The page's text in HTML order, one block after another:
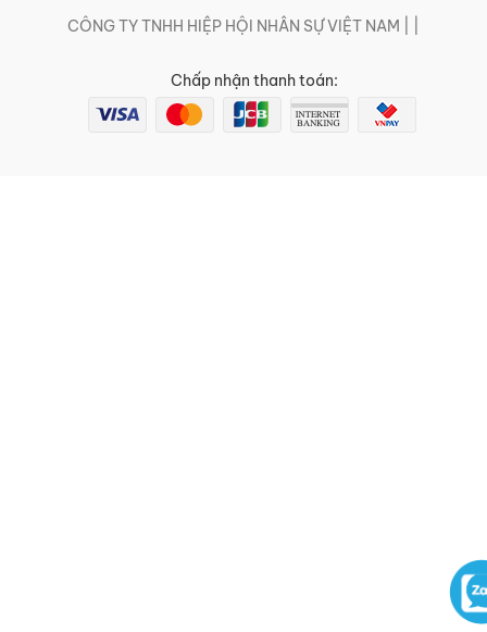
CÔNG TY TNHH HIỆP HỘI NHÂN SỰ VIỆT NAM | |
Chấp nhận thanh toán: